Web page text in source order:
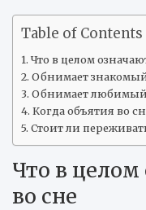
Table of Contents
Что в целом
Обнимает
Обнимает
Когда объятия во
Стоит ли
Что в целом
во сне